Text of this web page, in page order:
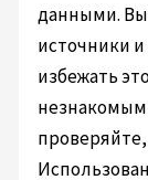
данными.
источники
избежать
незнакомым